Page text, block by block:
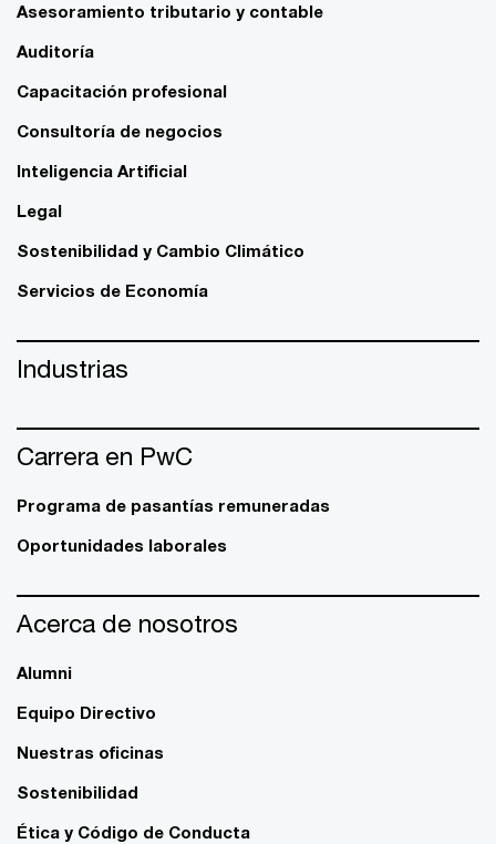
Asesoramiento tributario y contable
Auditoría
Capacitación profesional
Consultoría de negocios
Inteligencia Artificial
Legal
Sostenibilidad y Cambio Climático
Servicios de Economía
Industrias
Carrera en PwC
Programa de pasantías remuneradas
Oportunidades laborales
Acerca de nosotros
Alumni
Equipo Directivo
Nuestras oficinas
Sostenibilidad
Ética y Código de Conducta